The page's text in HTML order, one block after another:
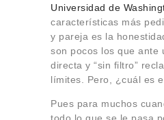
Universidad de
características más
y pareja es la
son pocos los que ante
directa y “sin filtro”
límites. Pero, ¿cuál es
Pues para muchos